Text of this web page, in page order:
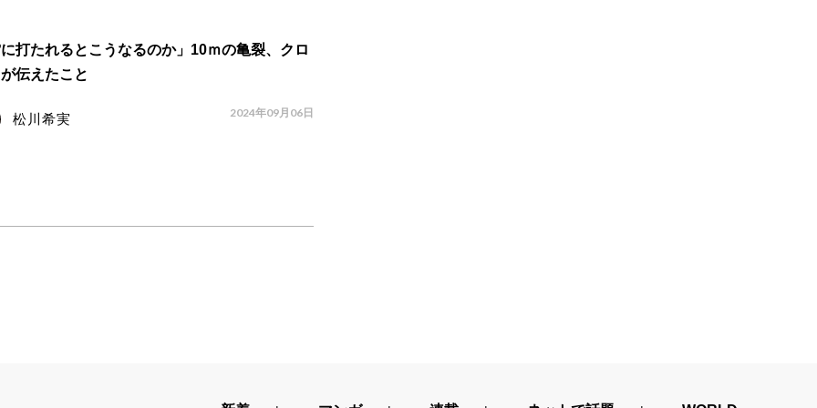
打たれるとこうなるのか」10ｍの亀裂、クロ
伝えたこと
松川希実 2024年09月06日